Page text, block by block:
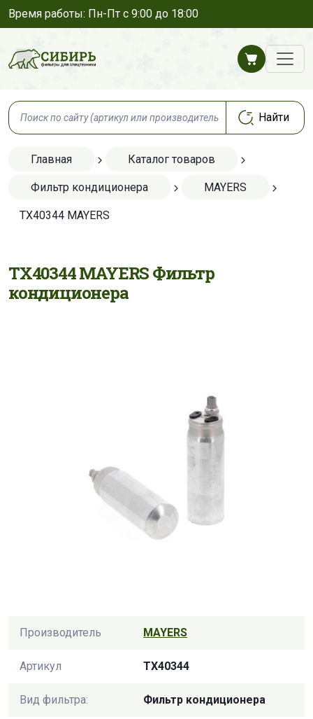
Время работы: Пн-Пт с 9:00 до 18:00
Главная Каталог товаров
Фильтр кондиционера MAYERS
TX40344 MAYERS
TX40344 MAYERS Фильтр
кондиционера
Производитель MAYERS
Артикул TX40344
Вид фильтра: Фильтр кондиционера